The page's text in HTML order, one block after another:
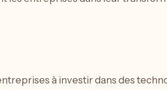
à investir dans des